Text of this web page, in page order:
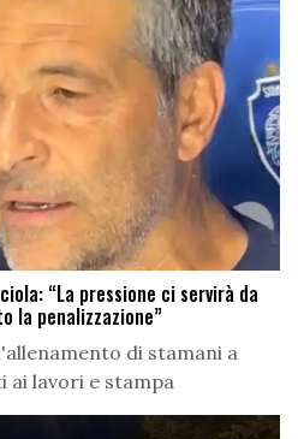
“La pressione ci servirà da
la penalizzazione”
di stamani a
lavori e stampa